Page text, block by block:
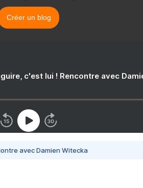
Créer un blog
c'est lui ! Rencontre avec
avec Damien Witecka